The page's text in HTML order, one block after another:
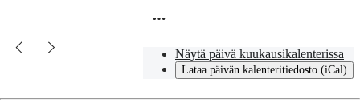
Näytä päivä kuukausikalenterissa
Lataa päivän kalenteritiedosto (iCal)